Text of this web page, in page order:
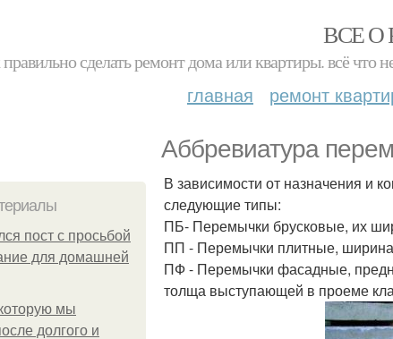
ВСЕ О
правильно сделать ремонт дома или квартиры. всё
главная ремонт
Аббревиатура
пост с просьбой
для домашней
мы
долгого и
В зависимости от назначения и
следующие типы:
ПБ- Перемычки брусковые, их
ПП - Перемычки плитные, ширина
ПФ - Перемычки фасадные,
толща выступающей в проеме